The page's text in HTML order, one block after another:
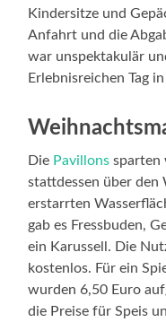
Kindersitze und
Anfahrt und die
war unspektakulär
Erlebnisreichen Tag
Die Pavillons sparten
stattdessen über den
erstarrten
gab es Fressbuden,
ein Karussell. Die
kostenlos. Für ein
wurden 6,50 Euro
die Preise für Speis